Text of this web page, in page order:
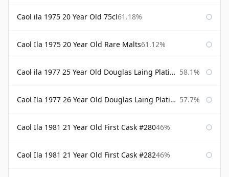
Caol ila 1975 20 Year Old 75cl61.18%
Caol Ila 1975 20 Year Old Rare Malts61.12%
Caol ila 1977 25 Year Old Douglas Laing Platinum Selection 58.1%
Caol Ila 1977 26 Year Old Douglas Laing Platinum Selection 57.7%
Caol Ila 1981 21 Year Old First Cask #28046%
Caol Ila 1981 21 Year Old First Cask #28246%